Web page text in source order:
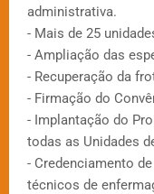
administrativa.
- Mais de 25
- Ampliação das
- Recuperação da
- Firmação do
- Implantação do
todas as Unidades
- Credenciamento
técnicos de